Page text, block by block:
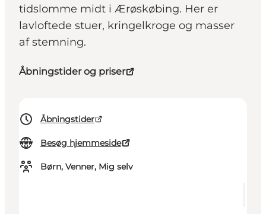
tidslomme midt i Ærøskøbing. Her er
lavloftede stuer, kringelkroge og masser
af stemning.
Åbningstider og priser
Åbningstider
Besøg hjemmeside
Børn, Venner, Mig selv